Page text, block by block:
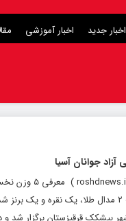
اخبار جدید اخبار آموزشی
کشتی آزاد جوانان آسیا صاحب ۲ مدال